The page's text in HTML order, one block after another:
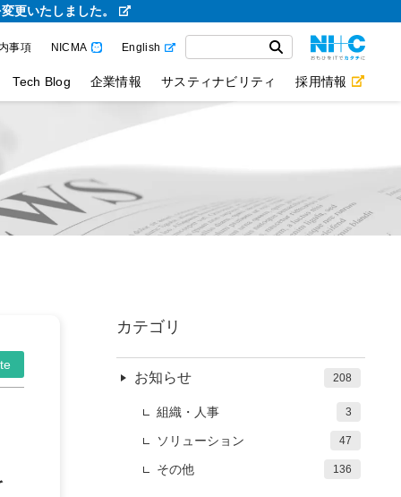
更いたしました。
事項 NICMA English
Tech Blog 企業情報 サスティナビリティ 採用情報
カテゴリ
お知らせ 208
組織・人事 3
ソリューション 47
その他 136